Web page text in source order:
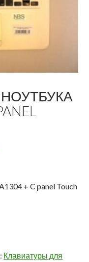
+ C panel Touch
Клавиатуры для